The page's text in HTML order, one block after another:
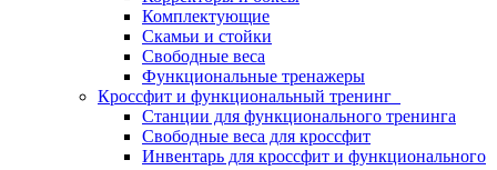
Комплектующие
Скамьи и стойки
Свободные веса
Функциональные тренажеры
Кроссфит и функциональный тренинг
Станции для функционального тренинга
Свободные веса для кроссфит
Инвентарь для кроссфит и функционального